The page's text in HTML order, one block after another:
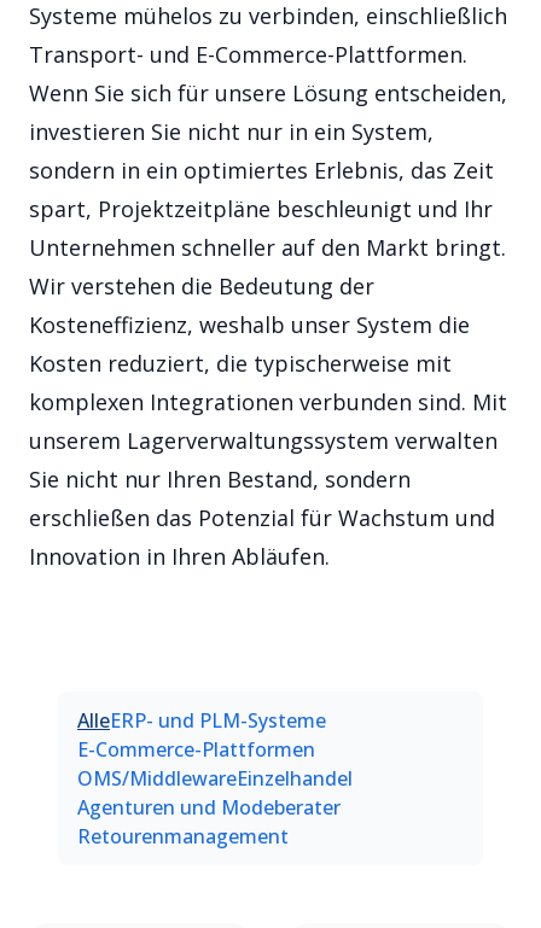
Systeme mühelos zu verbinden, einschließlich
Transport- und E-Commerce-Plattformen.
Wenn Sie sich für unsere Lösung entscheiden,
investieren Sie nicht nur in ein System,
sondern in ein optimiertes Erlebnis, das Zeit
spart, Projektzeitpläne beschleunigt und Ihr
Unternehmen schneller auf den Markt bringt.
Wir verstehen die Bedeutung der
Kosteneffizienz, weshalb unser System die
Kosten reduziert, die typischerweise mit
komplexen Integrationen verbunden sind. Mit
unserem Lagerverwaltungssystem verwalten
Sie nicht nur Ihren Bestand, sondern
erschließen das Potenzial für Wachstum und
Innovation in Ihren Abläufen.
AlleERP- und PLM-Systeme
E-Commerce-Plattformen
OMS/MiddlewareEinzelhandel
Agenturen und Modeberater
Retourenmanagement